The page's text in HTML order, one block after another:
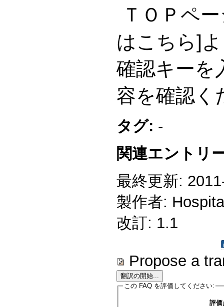
ＴＯＰペ
はこちら]
確認キーを
容を確認く
タグ: -
関連エントリ
最終更新:
製作者:
改訂: 1.1
Propose a
この FAQ を評価してください:
評価